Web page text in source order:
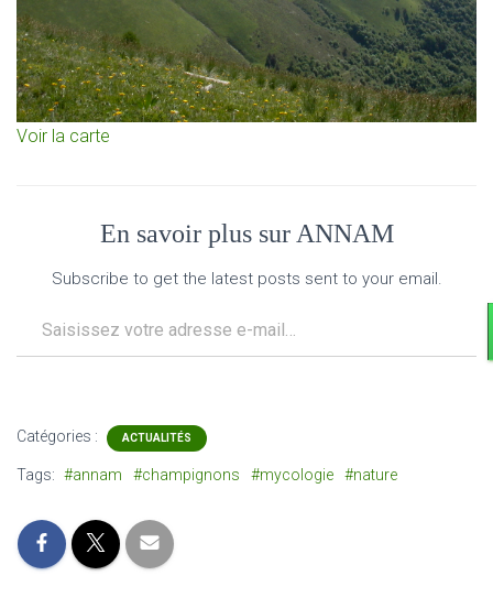
Voir la carte
En savoir plus sur ANNAM
Subscribe to get the latest posts sent to your email.
Catégories : ACTUALITÉS
Tags: #annam #champignons #mycologie #nature